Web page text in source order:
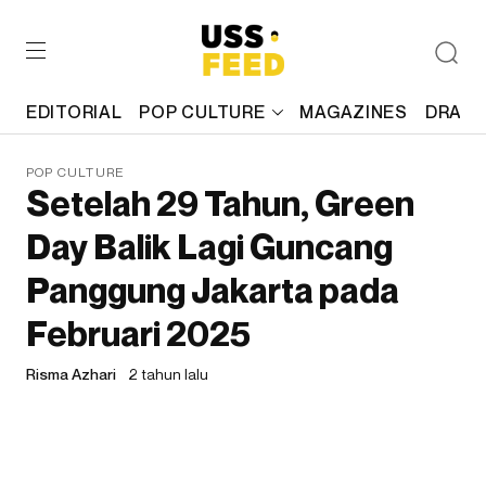
EDITORIAL POP CULTURE MAGAZINES
POP CULTURE
Setelah 29 Tahun, Green
Day Balik Lagi Guncang
Panggung Jakarta pada
Februari 2025
Risma Azhari 2 tahun lalu